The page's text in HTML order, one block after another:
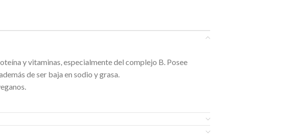
y vitaminas, especialmente del complejo B. Posee
de ser baja en sodio y grasa.